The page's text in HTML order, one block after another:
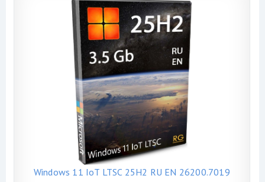
Windows 11 IoT LTSC 25H2 RU EN 26200.7019